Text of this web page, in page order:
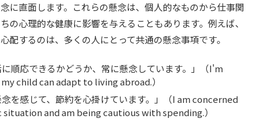
に直面します。これらの懸念は、個人的なものから仕事関
の心理的な健康に影響を与えることもあります。例えば、
配するのは、多くの人にとって共通の懸念事項です。
に順応できるかどうか、常に懸念しています。」（I'm
child can adapt to living abroad.）
念を感じて、節約を心掛けています。」（I am concerned
and am being cautious with spending.）